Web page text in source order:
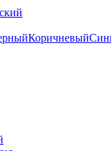
Коричневый